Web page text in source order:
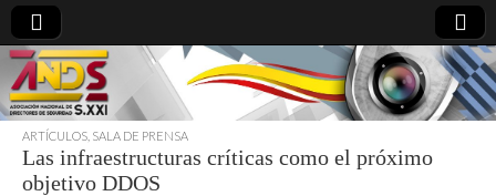
directoresdeseguridad.es
ARTÍCULOS SALA DE PRENSA
Las infraestructuras críticas como el próximo
objetivo DDOS